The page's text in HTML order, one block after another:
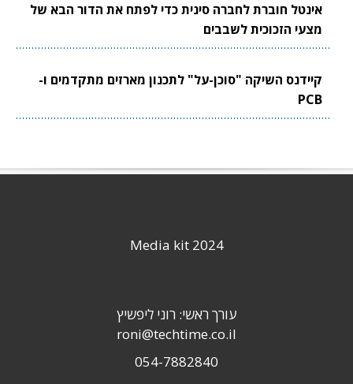
אינטל חוברת לחברה סינית כדי לפתח את הדור הבא של
מצעי הזכוכית לשבבים
קיידנס השיקה "סוכן-על" לתכנון מארזים מתקדמים ו-
PCB
Media kit 2024
עורך ראשי: רוני ליפשיץ
roni@techtime.co.il
054-7882840